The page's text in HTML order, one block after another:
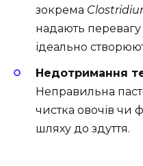
зокрема
надають
ідеально
Недотримання
Неправильна
чистка овочів чи
шляху до здуття.